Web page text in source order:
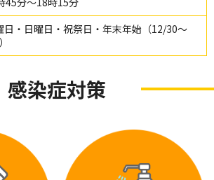
日・日曜日・祝祭日・年末年始（12/30～
感染症対策